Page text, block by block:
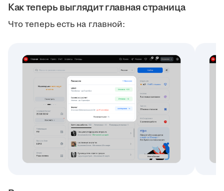
Как теперь выглядит главная страница
Что теперь есть на главной: